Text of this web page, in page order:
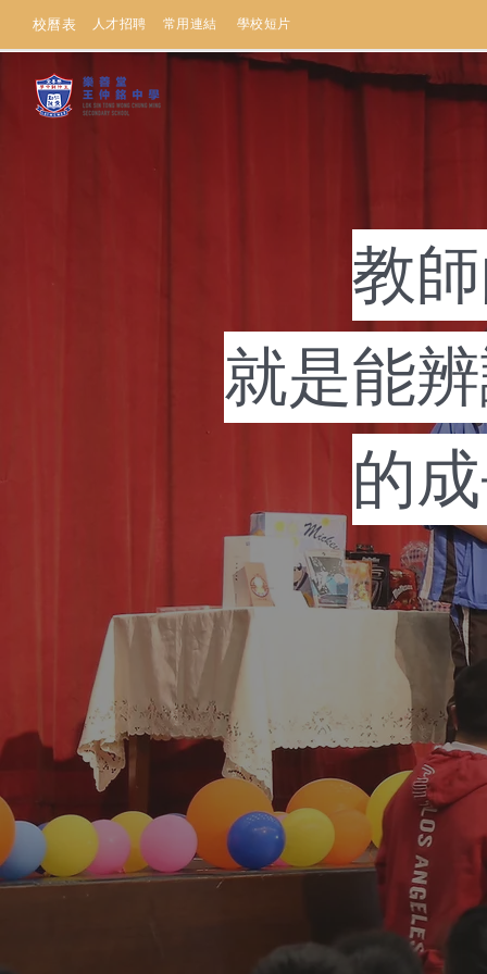
常用連結
人才招聘
校曆表 學校短片
教
就是能
的